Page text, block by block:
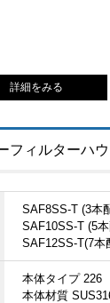
詳細をみる
フィルターハ
SAF8SS-T (3本
SAF10SS-T (5
SAF12SS-T(7本
本体タイプ 226
本体材質